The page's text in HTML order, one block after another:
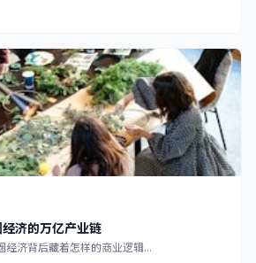
济的万亿产业链
经济背后藏着怎样的商业逻辑...